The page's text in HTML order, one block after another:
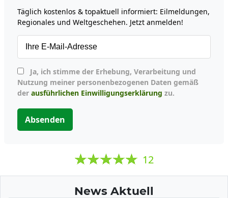
Täglich kostenlos & topaktuell informiert: Eilmeldungen,
Regionales und Weltgeschehen. Jetzt anmelden!
Nutzung meiner personenbezogenen Daten gemäß
der ausführlichen Einwilligungserklärung zu.
Absenden
12
News Aktuell